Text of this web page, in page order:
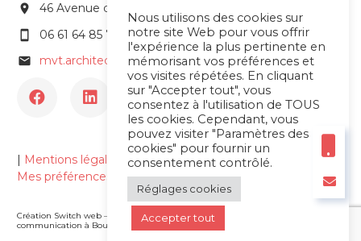
46 Avenue de Saint Amand 18000 BOURGES
06 61 64 85 75
mvt.architecte@gmail.com
| Mentions légales |Politique de confidentialité
Mes préférences cookies
Création Switch web – Agence de
communication à Bourges
Nous utilisons des cookies sur
notre site Web pour vous offrir
l'expérience la plus pertinente en
mémorisant vos préférences et
vos visites répétées. En cliquant
sur "Accepter tout", vous
consentez à l'utilisation de TOUS
les cookies. Cependant, vous
pouvez visiter "Paramètres des
cookies" pour fournir un
consentement contrôlé.
Réglages cookies
Accepter tout